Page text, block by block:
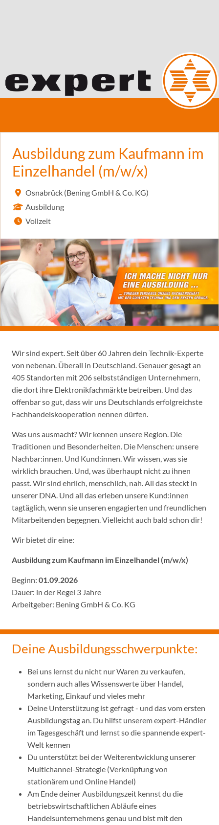
Ausbildung zum Kaufmann im
Einzelhandel (m/w/x)
Osnabrück (Bening GmbH & Co. KG)
Ausbildung
Vollzeit
Wir sind expert. Seit über 60 Jahren dein Technik-Experte
von nebenan. Überall in Deutschland. Genauer gesagt an
405 Standorten mit 206 selbstständigen Unternehmern,
die dort ihre Elektronikfachmärkte betreiben. Und das
offenbar so gut, dass wir uns Deutschlands erfolgreichste
Fachhandelskooperation nennen dürfen.
Was uns ausmacht? Wir kennen unsere Region. Die
Traditionen und Besonderheiten. Die Menschen: unsere
Nachbar:innen. Und Kund:innen. Wir wissen, was sie
wirklich brauchen. Und, was überhaupt nicht zu ihnen
passt. Wir sind ehrlich, menschlich, nah. All das steckt in
unserer DNA. Und all das erleben unsere Kund:innen
tagtäglich, wenn sie unseren engagierten und freundlichen
Mitarbeitenden begegnen. Vielleicht auch bald schon dir!
Wir bietet dir eine:
Ausbildung zum Kaufmann im Einzelhandel (m/w/x)
Beginn: 01.09.2026
Dauer: in der Regel 3 Jahre
Arbeitgeber: Bening GmbH & Co. KG
Deine Ausbildungsschwerpunkte:
Bei uns lernst du nicht nur Waren zu verkaufen,
sondern auch alles Wissenswerte über Handel,
Marketing, Einkauf und vieles mehr
Deine Unterstützung ist gefragt - und das vom ersten
Ausbildungstag an. Du hilfst unserem expert-Händler
im Tagesgeschäft und lernst so die spannende expert-
Welt kennen
Du unterstützt bei der Weiterentwicklung unserer
Multichannel-Strategie (Verknüpfung von
stationärem und Online Handel)
Am Ende deiner Ausbildungszeit kennst du die
betriebswirtschaftlichen Abläufe eines
Handelsunternehmens genau und bist mit den